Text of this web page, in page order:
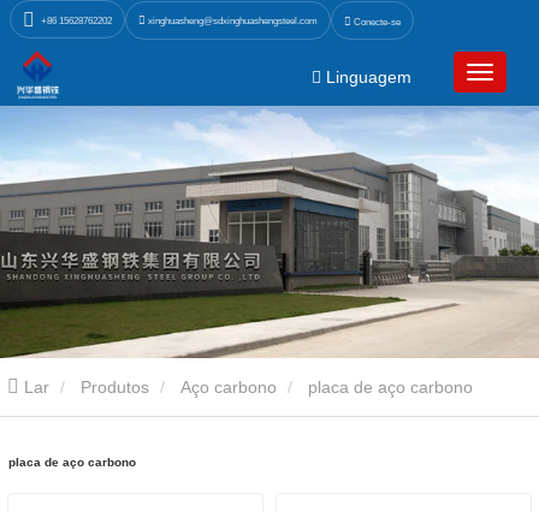
+86 15628762202 xinghuasheng@sdxinghuashengsteel.com Conecte-se
Linguagem
Lar Produtos Aço carbono placa de aço carbono
placa de aço carbono